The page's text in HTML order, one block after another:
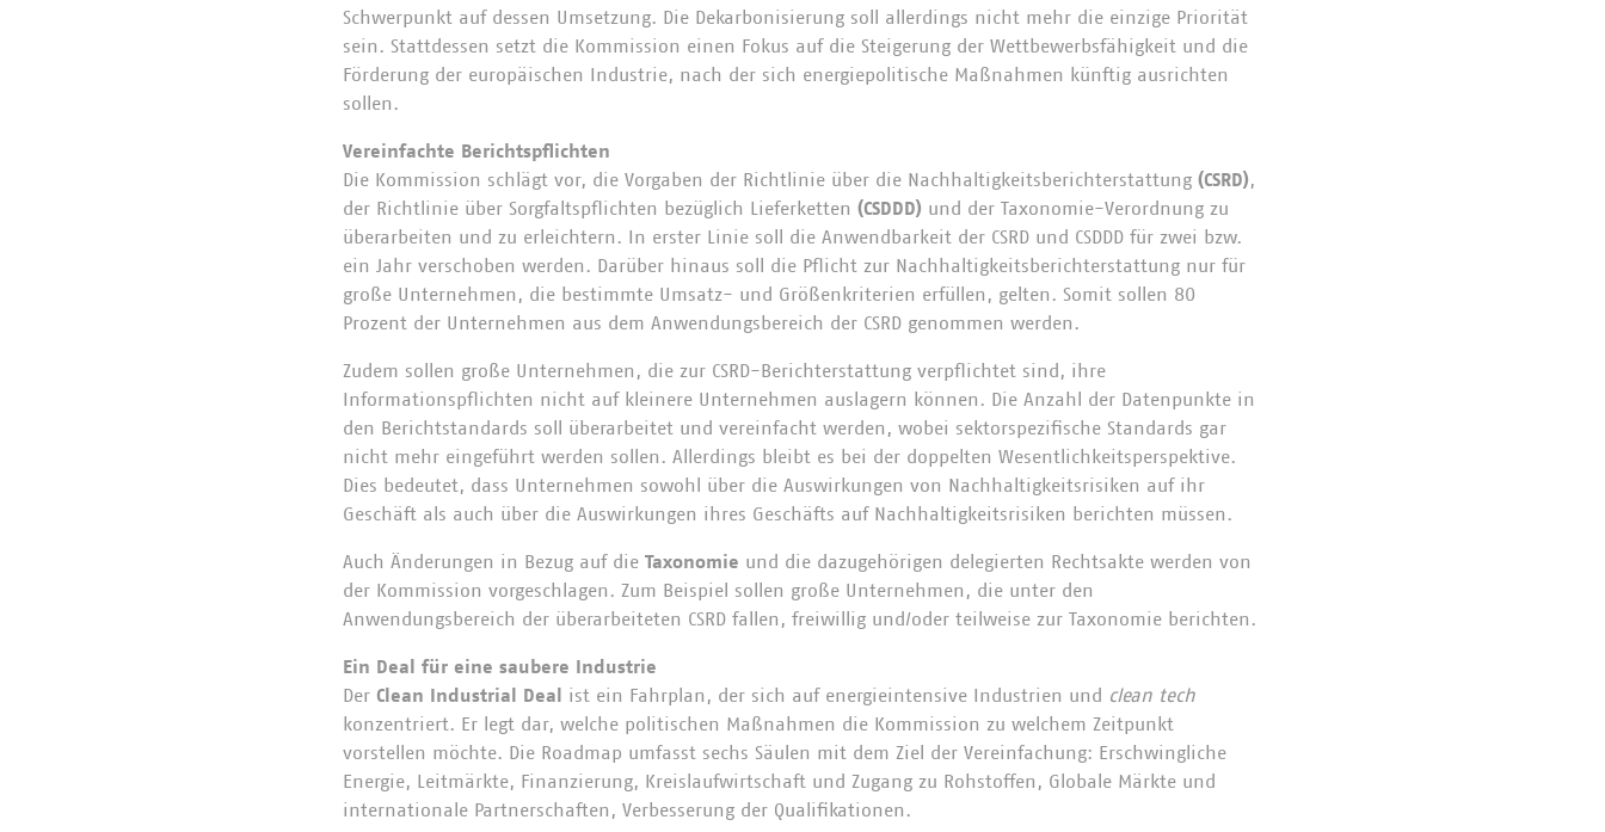
Schwerpunkt auf dessen Umsetzung. Die Dekarbonisierung soll allerdings nicht mehr die einzige Priorität
sein. Stattdessen setzt die Kommission einen Fokus auf die Steigerung der Wettbewerbsfähigkeit und die
Förderung der europäischen Industrie, nach der sich energiepolitische Maßnahmen künftig ausrichten
sollen.
Vereinfachte Berichtspflichten
Die Kommission schlägt vor, die Vorgaben der Richtlinie über die Nachhaltigkeitsberichterstattung (CSRD),
der Richtlinie über Sorgfaltspflichten bezüglich Lieferketten (CSDDD) und der Taxonomie-Verordnung zu
überarbeiten und zu erleichtern. In erster Linie soll die Anwendbarkeit der CSRD und CSDDD für zwei bzw.
ein Jahr verschoben werden. Darüber hinaus soll die Pflicht zur Nachhaltigkeitsberichterstattung nur für
große Unternehmen, die bestimmte Umsatz- und Größenkriterien erfüllen, gelten. Somit sollen 80
Prozent der Unternehmen aus dem Anwendungsbereich der CSRD genommen werden.
Zudem sollen große Unternehmen, die zur CSRD-Berichterstattung verpflichtet sind, ihre
Informationspflichten nicht auf kleinere Unternehmen auslagern können. Die Anzahl der Datenpunkte in
den Berichtstandards soll überarbeitet und vereinfacht werden, wobei sektorspezifische Standards gar
nicht mehr eingeführt werden sollen. Allerdings bleibt es bei der doppelten Wesentlichkeitsperspektive.
Dies bedeutet, dass Unternehmen sowohl über die Auswirkungen von Nachhaltigkeitsrisiken auf ihr
Geschäft als auch über die Auswirkungen ihres Geschäfts auf Nachhaltigkeitsrisiken berichten müssen.
Auch Änderungen in Bezug auf die Taxonomie und die dazugehörigen delegierten Rechtsakte werden von
der Kommission vorgeschlagen. Zum Beispiel sollen große Unternehmen, die unter den
Anwendungsbereich der überarbeiteten CSRD fallen, freiwillig und/oder teilweise zur Taxonomie berichten.
Ein Deal für eine saubere Industrie
Der Clean Industrial Deal ist ein Fahrplan, der sich auf energieintensive Industrien und clean tech
konzentriert. Er legt dar, welche politischen Maßnahmen die Kommission zu welchem Zeitpunkt
vorstellen möchte. Die Roadmap umfasst sechs Säulen mit dem Ziel der Vereinfachung: Erschwingliche
Energie, Leitmärkte, Finanzierung, Kreislaufwirtschaft und Zugang zu Rohstoffen, Globale Märkte und
internationale Partnerschaften, Verbesserung der Qualifikationen.